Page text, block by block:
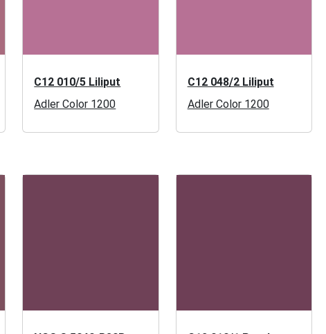
C12 010/5 Liliput
Adler Color 1200
C12 048/2 Liliput
Adler Color 1200